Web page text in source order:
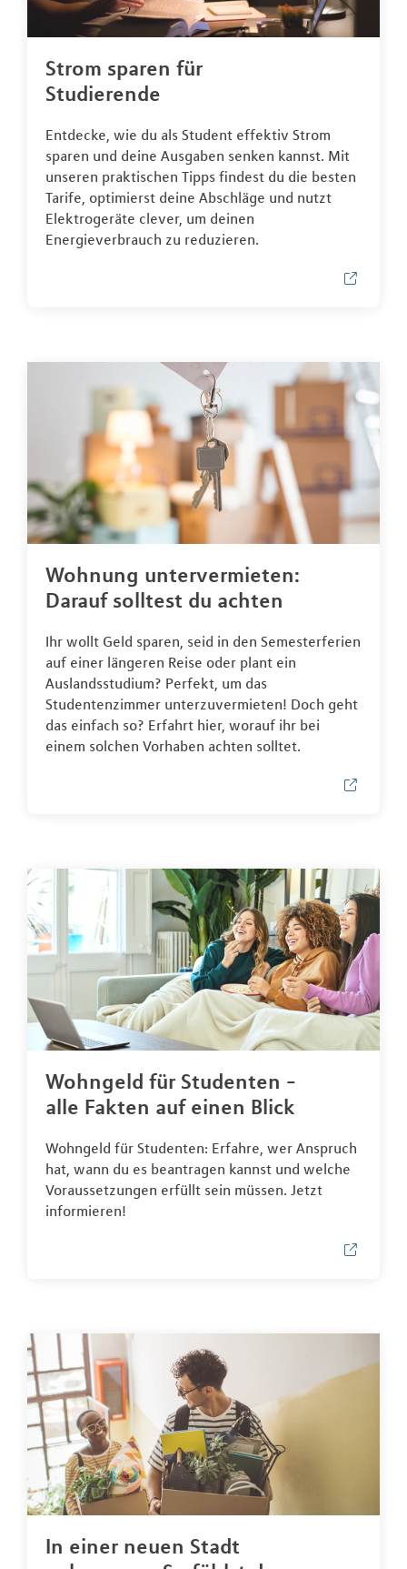
Strom sparen für
Studierende
Entdecke, wie du als Student effektiv Strom
sparen und deine Ausgaben senken kannst. Mit
unseren praktischen Tipps findest du die besten
Tarife, optimierst deine Abschläge und nutzt
Elektrogeräte clever, um deinen
Energieverbrauch zu reduzieren.
Wohnung untervermieten:
Darauf solltest du achten
Ihr wollt Geld sparen, seid in den Semesterferien
auf einer längeren Reise oder plant ein
Auslandsstudium? Perfekt, um das
Studentenzimmer unterzuvermieten! Doch geht
das einfach so? Erfahrt hier, worauf ihr bei
einem solchen Vorhaben achten solltet.
Wohngeld für Studenten -
alle Fakten auf einen Blick
Wohngeld für Studenten: Erfahre, wer Anspruch
hat, wann du es beantragen kannst und welche
Voraussetzungen erfüllt sein müssen. Jetzt
informieren!
In einer neuen Stadt